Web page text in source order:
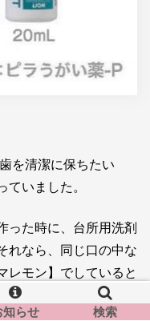
を清潔に保ちたい
ていました。
った時に、台所用洗剤
れなら、同じ口の中な
レモン】でしていると
ところでした。
知らせ 検索